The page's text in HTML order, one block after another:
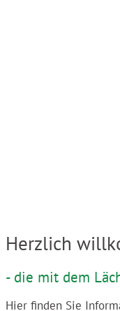
Herzlich
- die mit dem
Hier finden Sie